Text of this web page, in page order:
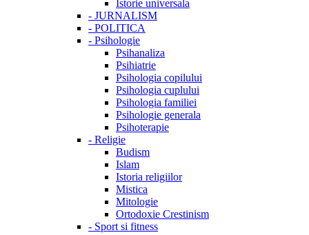
Istorie universala
- JURNALISM
- POLITICA
- Psihologie
Psihanaliza
Psihiatrie
Psihologia copilului
Psihologia cuplului
Psihologia familiei
Psihologie generala
Psihoterapie
- Religie
Budism
Islam
Istoria religiilor
Mistica
Mitologie
Ortodoxie Crestinism
- Sport si fitness